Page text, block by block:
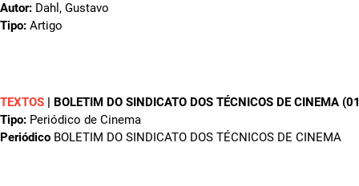
Autor: Dahl, Gustavo
Tipo: Artigo
TEXTOS | BOLETIM DO SINDICATO DOS TÉCNICOS DE CINEMA
Tipo: Periódico de Cinema
Periódico BOLETIM DO SINDICATO DOS TÉCNICOS DE CINEMA